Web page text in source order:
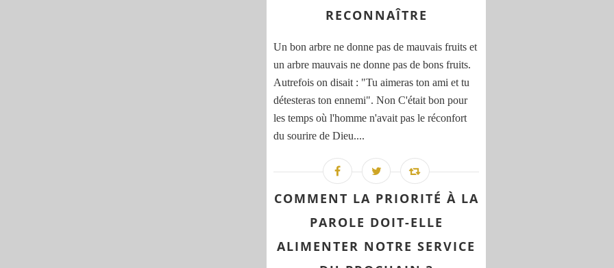
RECONNAÎTRE
Un bon arbre ne donne pas de mauvais fruits et
un arbre mauvais ne donne pas de bons fruits.
Autrefois on disait : "Tu aimeras ton ami et tu
détesteras ton ennemi". Non C'était bon pour
les temps où l'homme n'avait pas le réconfort
du sourire de Dieu....
COMMENT LA PRIORITÉ À LA
PAROLE DOIT-ELLE
ALIMENTER NOTRE SERVICE